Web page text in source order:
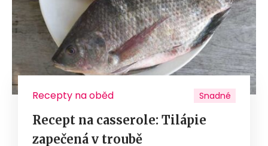
Recepty na oběd Snadné
Recept na casserole: Tilápie
zapečená v troubě